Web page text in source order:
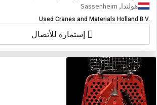
هولندا, Sassenheim
Used Cranes and Materials Holland B.V.
إستمارة للأتصال